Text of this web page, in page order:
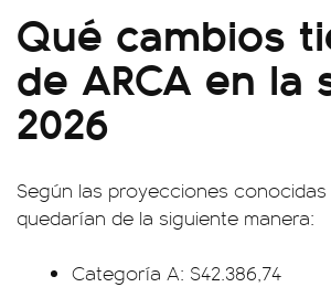
Qué cambios
de ARCA en
2026
Según las proyecciones
quedarían de la siguiente manera:
Categoría A: $42.386,74